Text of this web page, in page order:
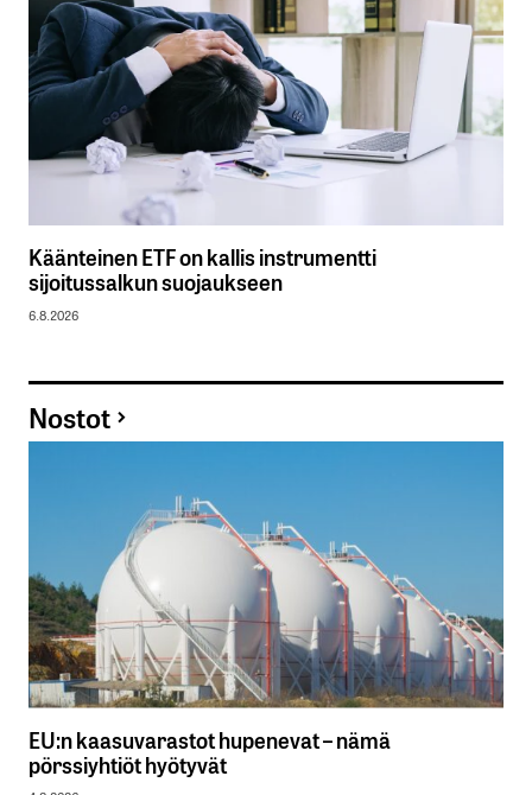
Käänteinen ETF on kallis instrumentti
sijoitussalkun suojaukseen
6.8.2026
Nostot
EU:n kaasuvarastot hupenevat – nämä
pörssiyhtiöt hyötyvät